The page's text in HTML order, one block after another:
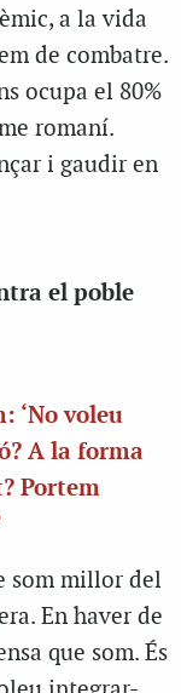
a la vida
de combatre.
ocupa el 80%
romaní.
i gaudir en
el poble
‘No voleu
A la forma
Portem
som millor del
En haver de
que som. És